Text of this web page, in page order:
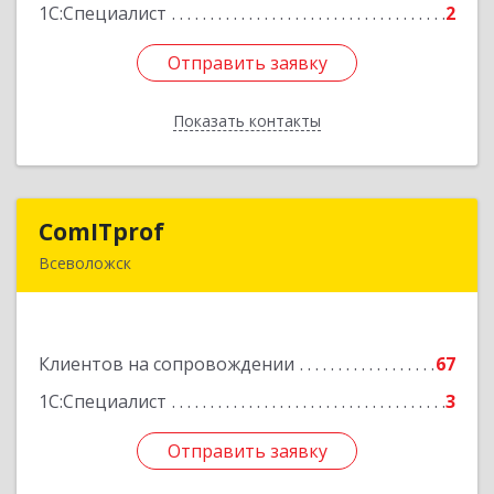
1С:Специалист 2
Отправить заявку
Показать контакты
Отправить заявку
Назад
ComITprof
Всеволожск
Клиентов на сопровождении
67
1С:Специалист
3
Отправить заявку
Подробнее
Отправить заявку